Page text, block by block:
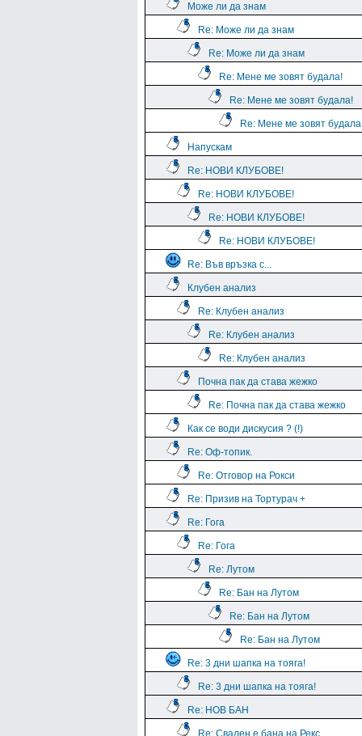
Може ли да знам
Re: Може ли да знам
Re: Може ли да знам
Re: Мене ме зовят будала!
Re: Мене ме зовят будала!
Re: Мене ме зовят
Напускам
Re: НОВИ КЛУБОВЕ!
Re: НОВИ КЛУБОВЕ!
Re: НОВИ КЛУБОВЕ!
Re: НОВИ КЛУБОВЕ!
Re: Във връзка с...
Клубен анализ
Re: Клубен анализ
Re: Клубен анализ
Re: Клубен анализ
Почна пак да става жежко
Re: Почна пак да става жежко
Как се води дискусия ? (!)
Re: Оф-топик.
Re: Отговор на Рокси
Re: Призив на Тортурач +
Re: Гога
Re: Гога
Re: Лутом
Re: Бан на Лутом
Re: Бан на Лутом
Re: Бан на Лутом
Re: 3 дни шапка на тояга!
Re: 3 дни шапка на тояга!
Re: НОВ БАН
Re: Свален е бана на Рекс.